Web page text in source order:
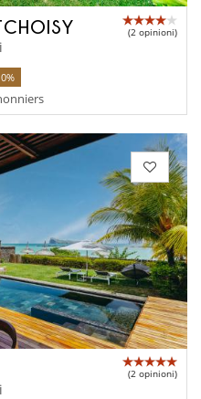
(2 opinioni)
(2 opinioni)